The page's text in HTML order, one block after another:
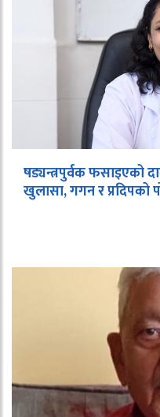
षड्यन्त्रपुर्वक फसाइएको
खुलासा, गगन र प्रदिपको